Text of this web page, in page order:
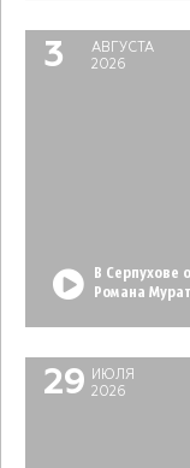
3
АВГУСТА
2026
В Серпухове
Романа
29
ИЮЛЯ
2026